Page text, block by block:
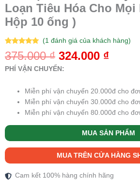
Loạn Tiêu Hóa Cho Mọi
Hộp 10 ống )
5.00 trên 5
dựa trên
1
đánh giá
(1đánh giá của khách hàng)
375.000₫ 324.000 ₫
PHÍ VẬN CHUYỂN:
Miễn phí vận chuyển 20.000đ cho
Miễn phí vận chuyển 30.000đ cho
Miễn phí vận chuyển 80.000đ cho
MUA SẢN PHẨM
MUA TRÊN CỬA HÀNG
Cam kết 100% hàng chính hãng